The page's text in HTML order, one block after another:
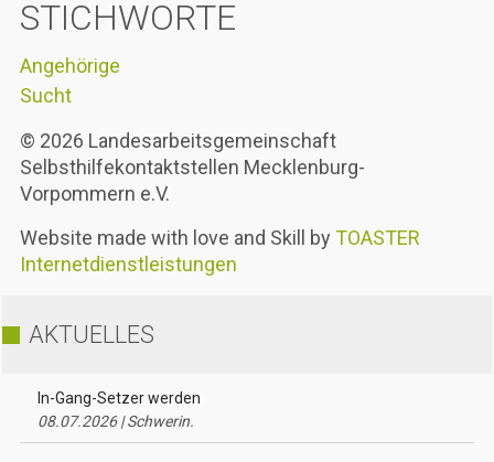
STICHWORTE
Angehörige
Sucht
© 2026 Landesarbeitsgemeinschaft
Selbsthilfekontaktstellen Mecklenburg-
Vorpommern e.V.
Website made with love and Skill by TOASTER
Internetdienstleistungen
AKTUELLES
In-Gang-Setzer werden
08.07.2026 | Schwerin.